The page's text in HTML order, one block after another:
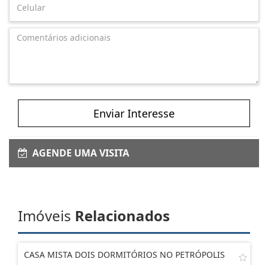
Enviar Interesse
AGENDE UMA VISITA
Imóveis Relacionados
CASA MISTA DOIS DORMITÓRIOS NO PETRÓPOLIS